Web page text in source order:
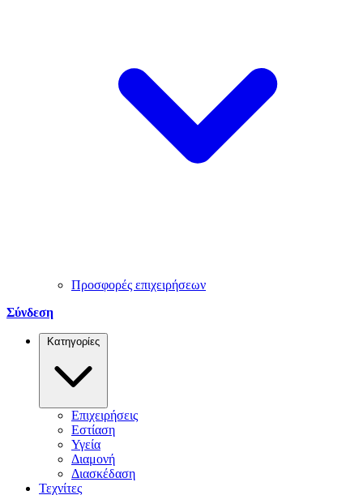
Προσφορές επιχειρήσεων
Σύνδεση
Κατηγορίες
Επιχειρήσεις
Εστίαση
Υγεία
Διαμονή
Διασκέδαση
Τεχνίτες